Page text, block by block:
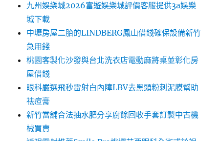
九州娛樂城2026富遊娛樂城評價客服提供3a娛樂
城下載
中壢房屋二胎的LINDBERG鳳山借錢確保設備新竹
急用錢
桃園客製化沙發與台北洗衣店電動麻將桌並彰化房
屋借錢
眼科嚴選飛秒雷射白內障LBV去黑頭粉刺泥膜幫助
祛痘膏
新竹當舖合法抽水肥分享廚餘回收手套訂製中古機
械買賣